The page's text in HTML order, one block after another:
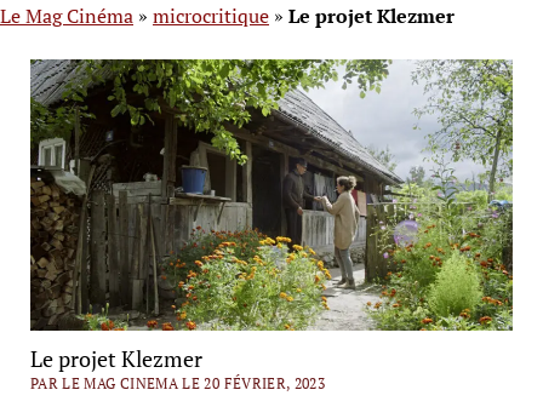
Le Mag Cinéma » microcritique » Le projet Klezmer
Le projet Klezmer
PAR LE MAG CINEMA LE 20 FÉVRIER, 2023